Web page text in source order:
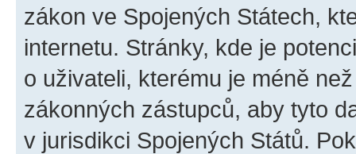
zákon ve Spojených Státech,
internetu. Stránky, kde je
o uživateli, kterému je méně
zákonných zástupců, aby tyto
v jurisdikci Spojených Států.